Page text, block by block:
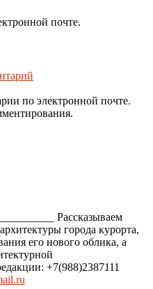
почте.
по электронной почте.
Рассказываем
города курорта,
его нового облика, а
+7(988)2387111